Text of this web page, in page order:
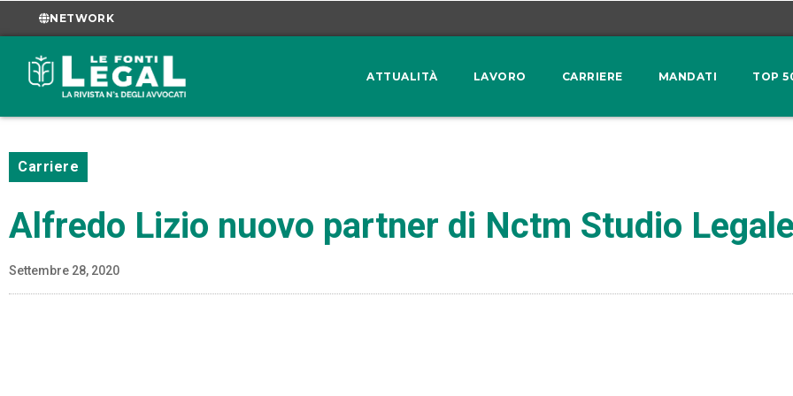
NETWORK
ATTUALITÀ LAVORO CARRIERE MANDATI TOP
Carriere
Alfredo Lizio nuovo partner di Nctm Studio Legale
Settembre 28, 2020